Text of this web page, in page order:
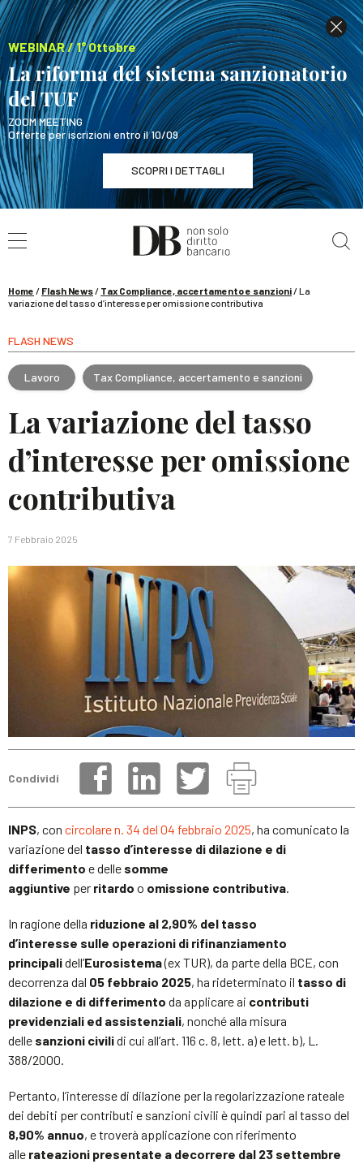
WEBINAR / 1° Ottobre
La riforma del sistema sanzionatorio
del TUF
ZOOM MEETING
Offerte per iscrizioni entro il 10/09
SCOPRI I DETTAGLI
WEBINAR / 1° Ottobre
La riforma del sistema sanzionatorio del TUF
Home / Flash News/ Tax Compliance, accertamento e sanzioni/La
variazione del tasso d’interesse per omissione contributiva
FLASH NEWS
Lavoro Tax Compliance, accertamento e sanzioni
La variazione del tasso
d’interesse per omissione
contributiva
7 Febbraio 2025
Condividi
INPS, con circolare n. 34 del 04 febbraio 2025, ha comunicato la
variazione del tasso d’interesse di dilazione e di
differimento e delle somme
aggiuntive per ritardo o omissione contributiva.
In ragione della riduzione al 2,90% del tasso
d’interesse sulle operazioni di rifinanziamento
principalidell’Eurosistema(ex TUR), da parte della BCE, con
decorrenza dal 05 febbraio 2025, ha rideterminato il tasso di
dilazione e di differimento da applicare ai contributi
previdenziali ed assistenziali, nonché alla misura
delle sanzioni civilidi cui all’art. 116 c. 8, lett. a) e lett. b), L.
388/2000.
Pertanto, l’interesse di dilazione per la regolarizzazione rateale
dei debiti per contributi e sanzioni civili è quindi pari al tasso del
8,90% annuo, e troverà applicazione con riferimento
alle rateazioni presentate a decorrere dal 23 settembre